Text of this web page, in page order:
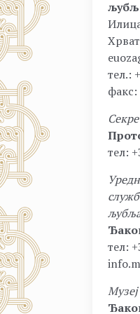
тел.:
факс:
тел:
тел: